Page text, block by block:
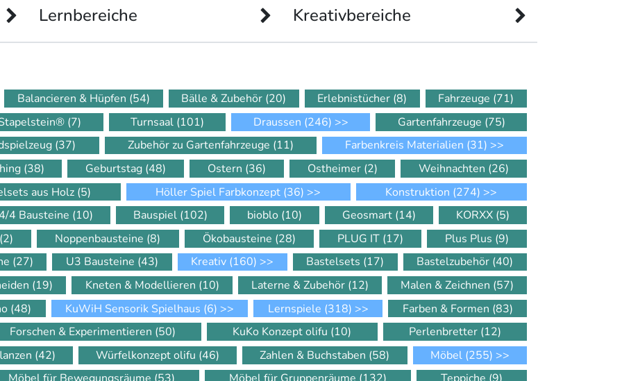
Lernbereiche Kreativbereiche
Balancieren & Hüpfen (54) Bälle & Zubehör (20) Erlebnistücher (8) Fahrzeuge (71)
(7) Turnsaal (101) Draussen (246) >> Gartenfahrzeuge (75)
(37) Zubehör zu Gartenfahrzeuge (11) Farbenkreis Materialien (31) >>
(38) Geburtstag (48) Ostern (36) Ostheimer (2) Weihnachten (26)
aus Holz (5) Höller Spiel Farbkonzept (36) >> Konstruktion (274) >>
4/4 Bausteine (10) Bauspiel (102) bioblo (10) Geosmart (14) KORXX (5)
(2) Noppenbausteine (8) Ökobausteine (28) PLUG IT (17) Plus Plus (9)
(27) U3 Bausteine (43) Kreativ (160) >> Bastelsets (17) Bastelzubehör (40)
(19) Kneten & Modellieren (10) Laterne & Zubehör (12) Malen & Zeichnen (57)
(48) KuWiH Sensorik Spielhaus (6) >> Lernspiele (318) >> Farben & Formen (83)
Forschen & Experimentieren (50) KuKo Konzept olifu (10) Perlenbretter (12)
(42) Würfelkonzept olifu (46) Zahlen & Buchstaben (58) Möbel (255) >>